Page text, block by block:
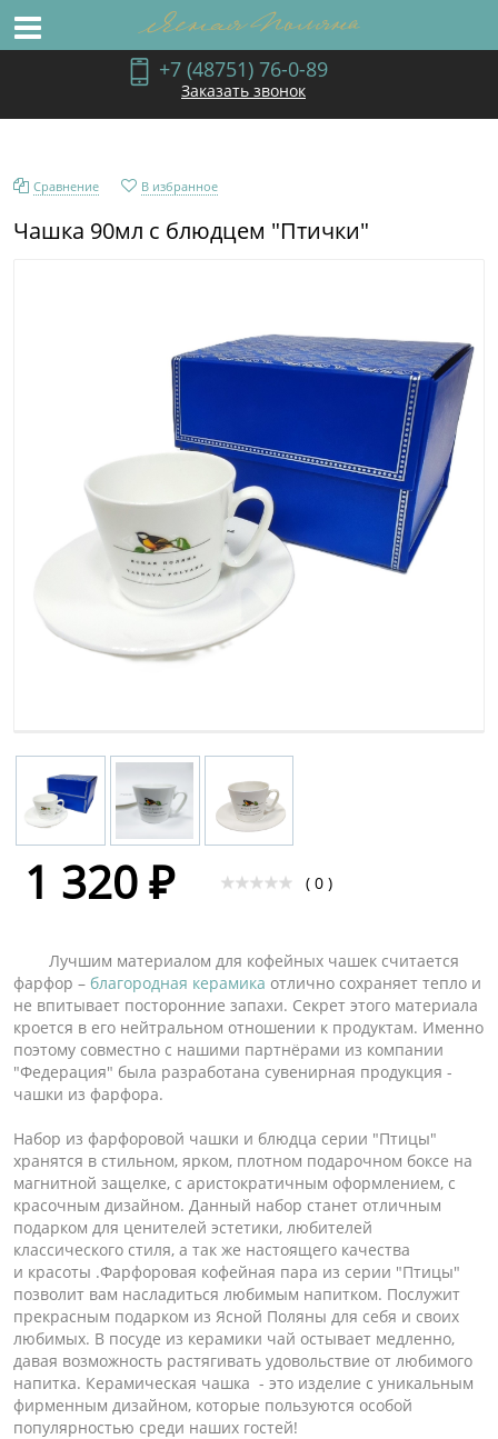
+7 (48751) 76-0-89
Заказать звонок
Сравнение В избранное
Чашка 90мл с блюдцем "Птички"
1 320 ₽ ( 0 )
Лучшим материалом для кофейных чашек считается
фарфор – благородная керамика отлично сохраняет тепло и
не впитывает посторонние запахи. Секрет этого материала
кроется в его нейтральном отношении к продуктам. Именно
поэтому совместно с нашими партнёрами из компании
"Федерация" была разработана сувенирная продукция -
чашки из фарфора.
Набор из фарфоровой чашки и блюдца серии "Птицы"
хранятся в стильном, ярком, плотном подарочном боксе на
магнитной защелке, с аристократичным оформлением, с
красочным дизайном. Данный набор станет отличным
подарком для ценителей эстетики, любителей
классического стиля, а так же настоящего качества
и красоты .Фарфоровая кофейная пара из серии "Птицы"
позволит вам насладиться любимым напитком. Послужит
прекрасным подарком из Ясной Поляны для себя и своих
любимых. В посуде из керамики чай остывает медленно,
давая возможность растягивать удовольствие от любимого
напитка. Керамическая чашка - это изделие с уникальным
фирменным дизайном, которые пользуются особой
популярностью среди наших гостей!